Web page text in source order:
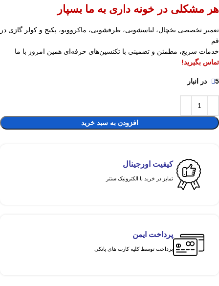
هر مشکلی در خونه داری به ما بسپار
تعمیر تخصصی یخچال، لباسشویی، ظرفشویی، ماکروویو، پکیج و کولر گازی در
قم
خدمات سریع، مطمئن و تضمینی با تکنسین‌های حرفه‌ای همین امروز با ما
تماس بگیرید!
5 در انبار
افزودن به سبد خرید
کیفیت اورجینال
تمایز در خرید با الکترونیک سنتر
پرداخت ایمن
پرداخت توسط کلیه کارت های بانکی